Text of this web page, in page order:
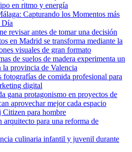
en ritmo y energía
Capturando los Momentos más
Día
revisar antes de tomar una decisión
en Madrid se transforma mediante la
visuales de gran formato
de suelos de madera experimenta un
provincia de Valencia
fotografías de comida profesional para
digital
gana protagonismo en proyectos de
aprovechar mejor cada espacio
Citizen para hombre
arquitecto para una reforma de
culinaria infantil y juvenil durante